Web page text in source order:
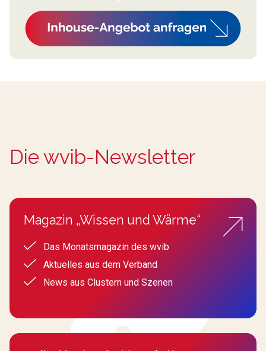
Die wvib-Newsletter
Magazin „Wissen und Wärme“
Das Monatsmagazin des wvib
Aktuelles aus dem Verband
News aus Clustern und Szenen